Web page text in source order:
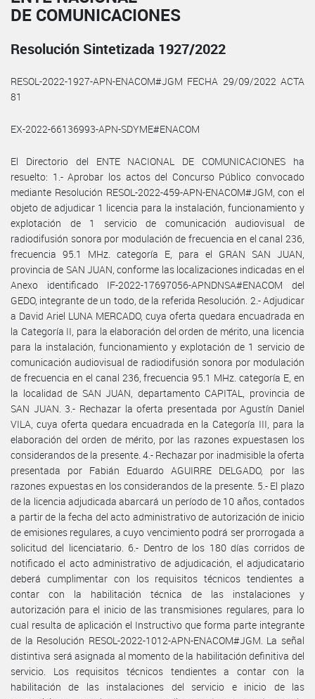
DE COMUNICACIONES
Resolución Sintetizada 1927/2022
RESOL-2022-1927-APN-ENACOM#JGM FECHA 29/09/2022 ACTA
81
EX-2022-66136993-APN-SDYME#ENACOM
El Directorio del ENTE NACIONAL DE COMUNICACIONES ha
resuelto: 1.- Aprobar los actos del Concurso Público convocado
mediante Resolución RESOL-2022-459-APN-ENACOM#JGM, con el
objeto de adjudicar 1 licencia para la instalación, funcionamiento y
explotación de 1 servicio de comunicación audiovisual de
radiodifusión sonora por modulación de frecuencia en el canal 236,
frecuencia 95.1 MHz. categoría E, para el GRAN SAN JUAN,
provincia de SAN JUAN, conforme las localizaciones indicadas en el
Anexo identificado IF-2022-17697056-APNDNSA#ENACOM del
GEDO, integrante de un todo, de la referida Resolución. 2.- Adjudicar
a David Ariel LUNA MERCADO, cuya oferta quedara encuadrada en
la Categoría II, para la elaboración del orden de mérito, una licencia
para la instalación, funcionamiento y explotación de 1 servicio de
comunicación audiovisual de radiodifusión sonora por modulación
de frecuencia en el canal 236, frecuencia 95.1 MHz. categoría E, en
la localidad de SAN JUAN, departamento CAPITAL, provincia de
SAN JUAN. 3.- Rechazar la oferta presentada por Agustín Daniel
VILA, cuya oferta quedara encuadrada en la Categoría III, para la
elaboración del orden de mérito, por las razones expuestasen los
considerandos de la presente. 4.- Rechazar por inadmisible la oferta
presentada por Fabián Eduardo AGUIRRE DELGADO, por las
razones expuestas en los considerandos de la presente. 5.- El plazo
de la licencia adjudicada abarcará un período de 10 años, contados
a partir de la fecha del acto administrativo de autorización de inicio
de emisiones regulares, a cuyo vencimiento podrá ser prorrogada a
solicitud del licenciatario. 6.- Dentro de los 180 días corridos de
notificado el acto administrativo de adjudicación, el adjudicatario
deberá cumplimentar con los requisitos técnicos tendientes a
contar con la habilitación técnica de las instalaciones y
autorización para el inicio de las transmisiones regulares, para lo
cual resulta de aplicación el Instructivo que forma parte integrante
de la Resolución RESOL-2022-1012-APN-ENACOM#JGM. La señal
distintiva será asignada al momento de la habilitación definitiva del
servicio. Los requisitos técnicos tendientes a contar con la
habilitación de las instalaciones del servicio e inicio de las